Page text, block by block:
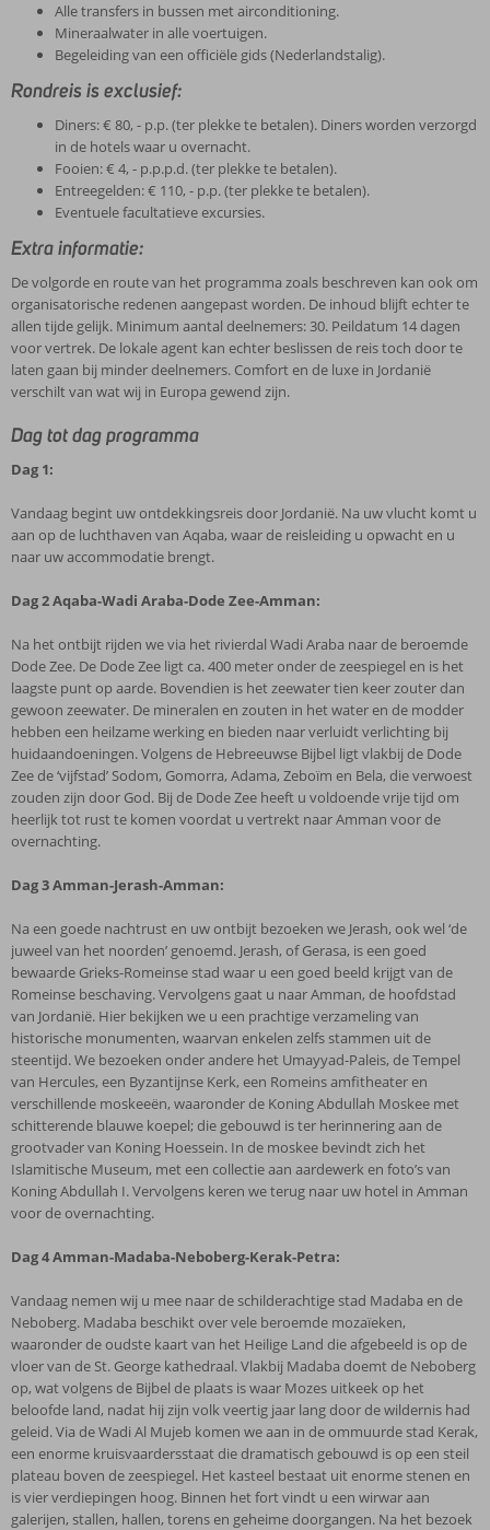
Alle transfers in bussen met airconditioning.
Mineraalwater in alle voertuigen.
Begeleiding van een officiële gids (Nederlandstalig).
Rondreis is exclusief:
Diners: € 80, - p.p. (ter plekke te betalen). Diners worden verzorgd
in de hotels waar u overnacht.
Fooien: € 4, - p.p.p.d. (ter plekke te betalen).
Entreegelden: € 110, - p.p. (ter plekke te betalen).
Eventuele facultatieve excursies.
Extra informatie:
De volgorde en route van het programma zoals beschreven kan ook om
organisatorische redenen aangepast worden. De inhoud blijft echter te
allen tijde gelijk. Minimum aantal deelnemers: 30. Peildatum 14 dagen
voor vertrek. De lokale agent kan echter beslissen de reis toch door te
laten gaan bij minder deelnemers. Comfort en de luxe in Jordanië
verschilt van wat wij in Europa gewend zijn.
Dag tot dag programma
Dag 1:
Vandaag begint uw ontdekkingsreis door Jordanië. Na uw vlucht komt u
aan op de luchthaven van Aqaba, waar de reisleiding u opwacht en u
naar uw accommodatie brengt.
Dag 2Aqaba-Wadi Araba-Dode Zee-Amman:
Na het ontbijt rijden we via het rivierdal Wadi Araba naar de beroemde
Dode Zee. De Dode Zee ligt ca. 400 meter onder de zeespiegel en is het
laagste punt op aarde. Bovendien is het zeewater tien keer zouter dan
gewoon zeewater. De mineralen en zouten in het water en de modder
hebben een heilzame werking en bieden naar verluidt verlichting bij
huidaandoeningen. Volgens de Hebreeuwse Bijbel ligt vlakbij de Dode
Zee de ‘vijfstad’ Sodom, Gomorra, Adama, Zeboïm en Bela, die verwoest
zouden zijn door God. Bij de Dode Zee heeft u voldoende vrije tijd om
heerlijk tot rust te komen voordat u vertrekt naar Amman voor de
overnachting.
Dag 3Amman-Jerash-Amman:
Na een goede nachtrust en uw ontbijt bezoeken we Jerash, ook wel ‘de
juweel van het noorden’ genoemd. Jerash, of Gerasa, is een goed
bewaarde Grieks-Romeinse stad waar u een goed beeld krijgt van de
Romeinse beschaving. Vervolgens gaat u naar Amman, de hoofdstad
van Jordanië. Hier bekijken we u een prachtige verzameling van
historische monumenten, waarvan enkelen zelfs stammen uit de
steentijd. We bezoeken onder andere het Umayyad-Paleis, de Tempel
van Hercules, een Byzantijnse Kerk, een Romeins amfitheater en
verschillende moskeeën, waaronder de Koning Abdullah Moskee met
schitterende blauwe koepel; die gebouwd is ter herinnering aan de
grootvader van Koning Hoessein. In de moskee bevindt zich het
Islamitische Museum, met een collectie aan aardewerk en foto’s van
Koning Abdullah I. Vervolgens keren we terug naar uw hotel in Amman
voor de overnachting.
Dag 4Amman-Madaba-Neboberg-Kerak-Petra:
Vandaag nemen wij u mee naar de schilderachtige stad Madaba en de
Neboberg. Madaba beschikt over vele beroemde mozaïeken,
waaronder de oudste kaart van het Heilige Land die afgebeeld is op de
vloer van de St. George kathedraal. Vlakbij Madaba doemt de Neboberg
op, wat volgens de Bijbel de plaats is waar Mozes uitkeek op het
beloofde land, nadat hij zijn volk veertig jaar lang door de wildernis had
geleid. Via de Wadi Al Mujeb komen we aan in de ommuurde stad Kerak,
een enorme kruisvaardersstaat die dramatisch gebouwd is op een steil
plateau boven de zeespiegel. Het kasteel bestaat uit enorme stenen en
is vier verdiepingen hoog. Binnen het fort vindt u een wirwar aan
galerijen, stallen, hallen, torens en geheime doorgangen. Na het bezoek